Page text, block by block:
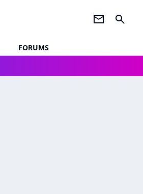
newsletter search
FORUMS